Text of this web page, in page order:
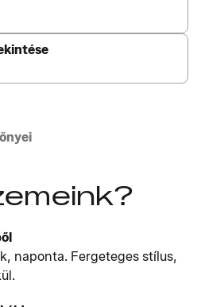
naponta. Fergeteges stílus,